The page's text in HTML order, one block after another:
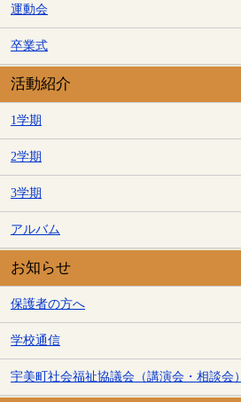
運動会
卒業式
活動紹介
1学期
2学期
3学期
アルバム
お知らせ
保護者の方へ
学校通信
宇美町社会福祉協議会（講演会・相談会）